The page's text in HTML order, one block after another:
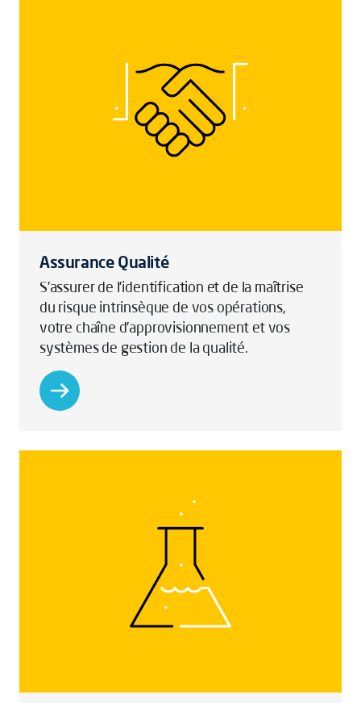
Assurance Qualité
S’assurer de l’identification et de la maîtrise
du risque intrinsèque de vos opérations,
votre chaîne d’approvisionnement et vos
systèmes de gestion de la qualité.